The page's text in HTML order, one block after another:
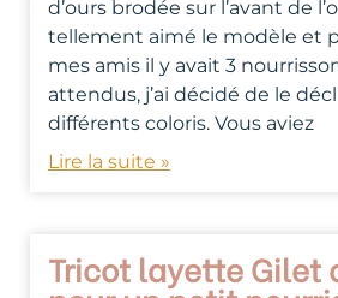
d’ours brodée sur l’avant de
tellement aimé le modèle et
mes amis il y avait 3
attendus, j’ai décidé de le
différents coloris. Vous aviez
Lire la suite »
Tricot layette Gilet